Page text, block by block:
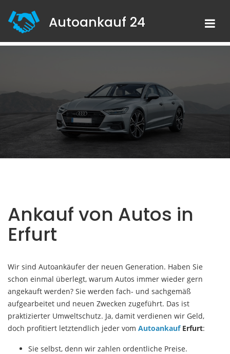
Autoankauf 24
Ankauf von Autos in
Erfurt
Wir sind Autoankäufer der neuen Generation. Haben Sie
schon einmal überlegt, warum Autos immer wieder gern
angekauft werden? Sie werden fach- und sachgemäß
aufgearbeitet und neuen Zwecken zugeführt. Das ist
praktizierter Umweltschutz. Ja, damit verdienen wir Geld,
doch profitiert letztendlich jeder vom AutoankaufErfurt:
Sie selbst, denn wir zahlen ordentliche Preise.